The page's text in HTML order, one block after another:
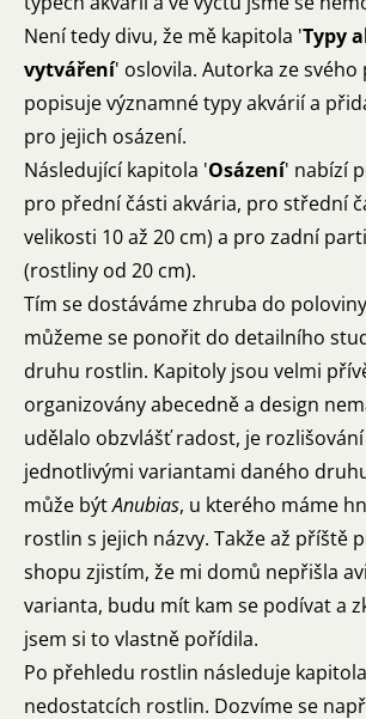
Není tedy divu, že mě kapitola 'Typy
vytváření' oslovila. Autorka ze svého
popisuje významné typy akvárií a
pro jejich osázení.
Následující kapitola 'Osázení' nabízí
pro přední části akvária, pro střední
velikosti 10 až 20 cm) a pro zadní
(rostliny od 20 cm).
Tím se dostáváme zhruba do
můžeme se ponořit do detailního
druhu rostlin. Kapitoly jsou velmi
organizovány abecedně a design
udělalo obzvlášť radost, je
jednotlivými variantami daného
může býtAnubias, u kterého máme
rostlin s jejich názvy. Takže až příště
shopu zjistím, že mi domů nepřišla
varianta, budu mít kam se podívat a
jsem si to vlastně pořídila.
Po přehledu rostlin následuje
nedostatcích rostlin. Dozvíme se